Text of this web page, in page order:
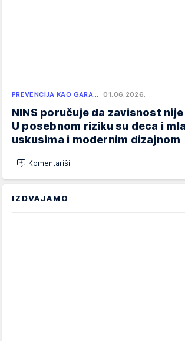
PREVENCIJA KAO GARA… 01.06.2026.
NINS poručuje da zavisnost
U posebnom riziku su deca i
uskusima i modernim dizajnom
Komentariši
IZDVAJAMO